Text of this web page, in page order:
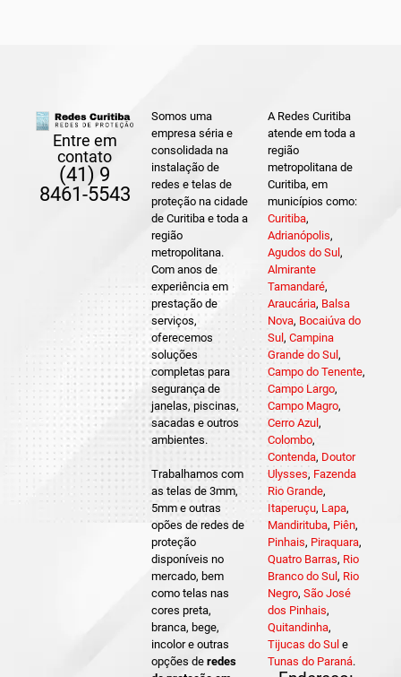
Entre em
contato
(41) 9
8461-5543
Somos uma
empresa séria e
consolidada na
instalação de
redes e telas de
proteção na cidade
de Curitiba e toda a
região
metropolitana.
Com anos de
experiência em
prestação de
serviços,
oferecemos
soluções
completas para
segurança de
janelas, piscinas,
sacadas e outros
ambientes.
Trabalhamos com
as telas de 3mm,
5mm e outras
opões de redes de
proteção
disponíveis no
mercado, bem
como telas nas
cores preta,
branca, bege,
incolor e outras
opções deredes
A Redes Curitiba
atende em toda a
região
metropolitana de
Curitiba, em
municípios como:
Curitiba,
Adrianópolis,
Agudos do Sul ,
Almirante
Tamandaré,
Araucária, Balsa
Nova, Bocaiúva do
Sul , Campina
Grande do Sul ,
Campo do Tenente,
Campo Largo,
Campo Magro,
Cerro Azul ,
Colombo,
Contenda, Doutor
Ulysses, Fazenda
Rio Grande,
Itaperuçu, Lapa,
Mandirituba, Piên,
Pinhais, Piraquara,
Quatro Barras, Rio
Branco do Sul , Rio
Negro, São José
dos Pinhais,
Quitandinha,
Tijucas do Sul e
Tunas do Paraná.